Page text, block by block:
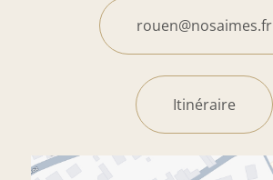
rouen@nosaimes.fr
Itinéraire